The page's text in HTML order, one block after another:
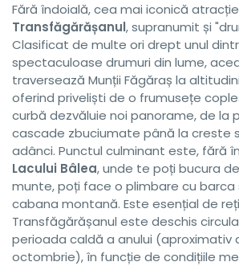
Fără îndoială, cea mai iconică
Transfăgărășanul, supranumit și
Clasificat de multe ori drept unul
spectaculoase drumuri din lume,
traversează Munții Făgăraș la
oferind priveliști de o frumusețe
curbă dezvăluie noi panorame, de la
cascade zbuciumate până la creste
adânci. Punctul culminant este, fără
Lacului Bâlea, unde te poți bucura
munte, poți face o plimbare cu barca
cabana montană. Este esențial de
Transfăgărășanul este deschis
perioada caldă a anului (aproximativ
octombrie), în funcție de condițiile